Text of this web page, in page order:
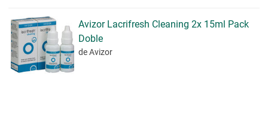
Avizor Lacrifresh Cleaning 2x 15ml Pack
Doble
de Avizor